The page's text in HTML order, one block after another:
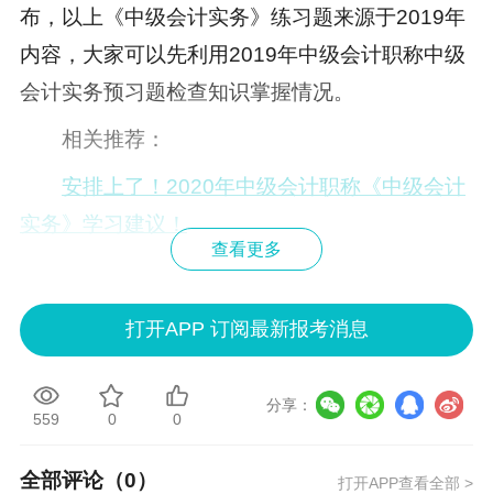
布，以上《中级会计实务》练习题来源于2019年
内容，大家可以先利用2019年中级会计职称中级
会计实务预习题检查知识掌握情况。
相关推荐：
安排上了！2020年中级会计职称《中级会计
实务》学习建议！
高能预警！2020年中级会计职称《中级会计
实务》教材变动预测
查看更多
打开APP 订阅最新报考消息
559 0 0
分享：
全部评论（0） 打开APP查看全部 >